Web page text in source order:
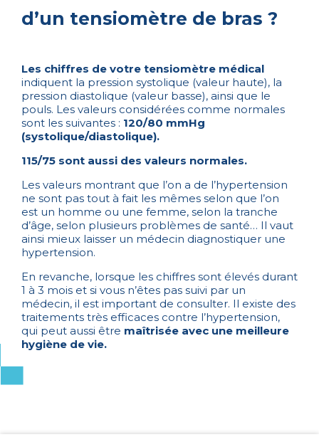
d’un tensiomètre de bras ?
Les chiffres de votre tensiomètre médical
indiquent la pression systolique (valeur haute), la
pression diastolique (valeur basse), ainsi que le
pouls. Les valeurs considérées comme normales
sont les suivantes : 120/80 mmHg
(systolique/diastolique).
115/75 sont aussi des valeurs normales.
Les valeurs montrant que l’on a de l’hypertension
ne sont pas tout à fait les mêmes selon que l’on
est un homme ou une femme, selon la tranche
d’âge, selon plusieurs problèmes de santé… Il vaut
ainsi mieux laisser un médecin diagnostiquer une
hypertension.
En revanche, lorsque les chiffres sont élevés durant
1 à 3 mois et si vous n’êtes pas suivi par un
médecin, il est important de consulter. Il existe des
traitements très efficaces contre l’hypertension,
qui peut aussi être maîtrisée avec une meilleure
hygiène de vie.